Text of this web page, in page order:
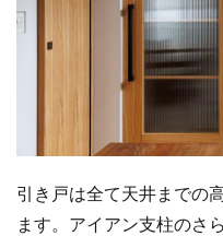
引き戸は全て天井までの
ます。アイアン支柱のさ